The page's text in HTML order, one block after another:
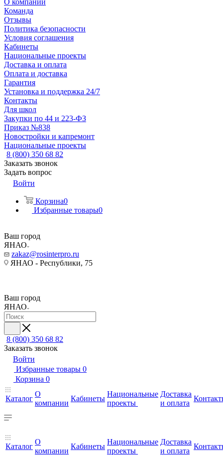
О компании
Команда
Отзывы
Политика безопасности
Условия соглашения
Кабинеты
Национальные проекты
Доставка и оплата
Оплата и доставка
Гарантия
Установка и поддержка 24/7
Контакты
Для школ
Закупки по 44 и 223-ФЗ
Приказ №838
Новостройки и капремонт
Национальные проекты
8 (800) 350 68 82
Заказать звонок
Задать вопрос
Войти
Корзина0
Избранные товары0
Ваш город
ЯНАО
zakaz@rosinterpro.ru
ЯНАО - Республики, 75
Ваш город
ЯНАО
8 (800) 350 68 82
Заказать звонок
Войти
Избранные товары 0
Корзина 0
Каталог
О
компании
Кабинеты
Национальные
проекты
Доставка
и оплата
Каталог
О
компании
Кабинеты
Национальные
проекты
Доставка
и оплата